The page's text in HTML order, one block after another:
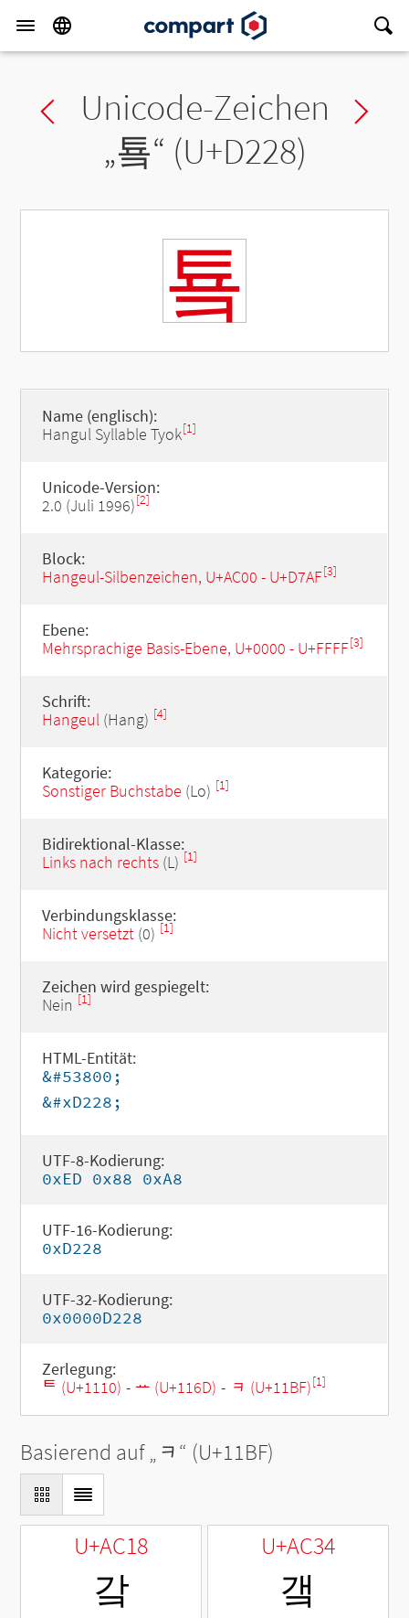
Previous char
Unicode-Zeichen
„툨“ (U+D228)
툨
Name (englisch):
Hangul Syllable Tyok[1]
Unicode-Version:
2.0 (Juli 1996)[2]
Block:
Hangeul-Silbenzeichen, U+AC00 - U+D7AF[3]
Ebene:
Mehrsprachige Basis-Ebene, U+0000 - U+FFFF[3]
Schrift:
Hangeul(Hang) [4]
Kategorie:
Sonstiger Buchstabe (Lo) [1]
Bidirektional-Klasse:
Links nach rechts(L) [1]
Verbindungsklasse:
Nicht versetzt(0) [1]
Zeichen wird gespiegelt:
Nein [1]
HTML-Entität:
&#53800;
&#xD228;
UTF-8-Kodierung:
0xED 0x88 0xA8
UTF-16-Kodierung:
0xD228
UTF-32-Kodierung:
0x0000D228
Zerlegung:
ᄐ (U+1110) - ᅭ (U+116D) - ᆿ (U+11BF)[1]
Basierend auf „ᆿ“ (U+11BF)
U+AC18
갘
U+AC34
갴